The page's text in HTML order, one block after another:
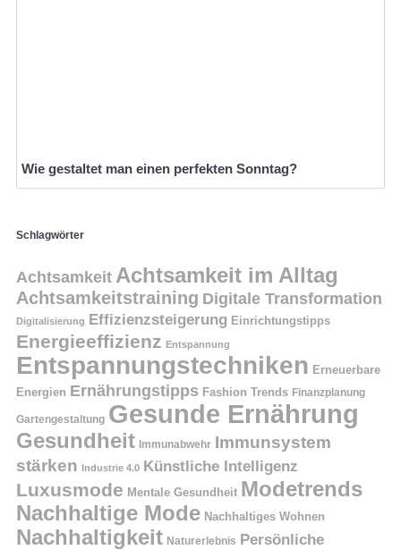
Wie gestaltet man einen perfekten Sonntag?
Schlagwörter
Achtsamkeit Achtsamkeit im Alltag
Achtsamkeitstraining Digitale Transformation
Digitalisierung Effizienzsteigerung Einrichtungstipps
Energieeffizienz Entspannung
Entspannungstechniken Erneuerbare
Energien Ernährungstipps Fashion Trends Finanzplanung
Gartengestaltung Gesunde Ernährung
Gesundheit Immunabwehr Immunsystem
stärken Industrie 4.0 Künstliche Intelligenz
Luxusmode Mentale Gesundheit Modetrends
Nachhaltige Mode Nachhaltiges Wohnen
Nachhaltigkeit Naturerlebnis Persönliche